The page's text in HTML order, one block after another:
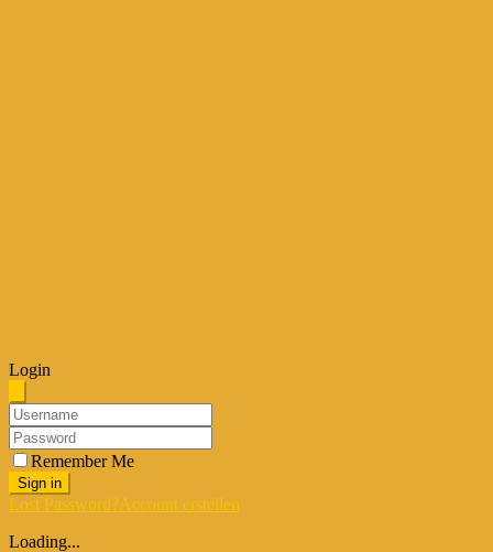
Login
Remember Me
Sign in
Lost Password?Account erstellen
Loading...